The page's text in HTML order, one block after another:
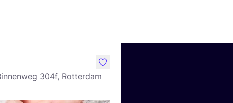
304f, Rotterdam
like